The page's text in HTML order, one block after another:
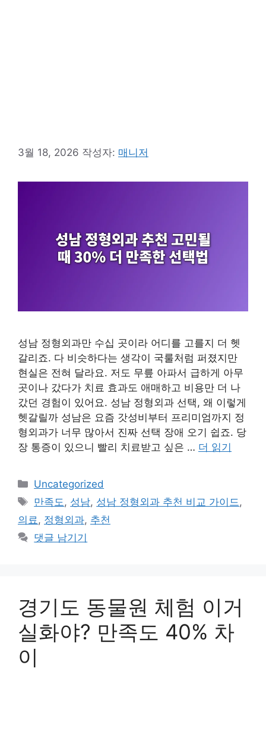
3월 18, 2026 작성자: 매니저
성남 정형외과만 수십 곳이라 어디를 고를지 더 헷
갈리죠. 다 비슷하다는 생각이 국룰처럼 퍼졌지만
현실은 전혀 달라요. 저도 무릎 아파서 급하게 아무
곳이나 갔다가 치료 효과도 애매하고 비용만 더 나
갔던 경험이 있어요. 성남 정형외과 선택, 왜 이렇게
헷갈릴까 성남은 요즘 갓성비부터 프리미엄까지 정
형외과가 너무 많아서 진짜 선택 장애 오기 쉽죠. 당
장 통증이 있으니 빨리 치료받고 싶은 … 더 읽기
카
테
리
Uncategorized
태
그
만족도, 성남, 성남 정형외과 추천 비교 가이드,
의료, 정형외과, 추천
댓글 남기기
경기도 동물원 체험 이거
실화야? 만족도 40% 차
이